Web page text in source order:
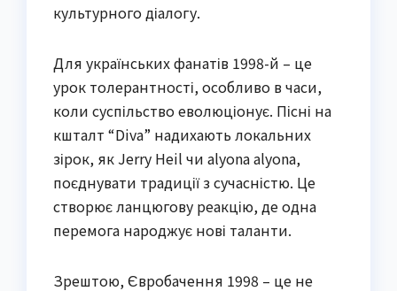
культурного діалогу.
Для українських фанатів 1998-й – це
урок толерантності, особливо в часи,
коли суспільство еволюціонує. Пісні на
кшталт “Diva” надихають локальних
зірок, як Jerry Heil чи alyona alyona,
поєднувати традиції з сучасністю. Це
створює ланцюгову реакцію, де одна
перемога народжує нові таланти.
Зрештою, Євробачення 1998 – це не